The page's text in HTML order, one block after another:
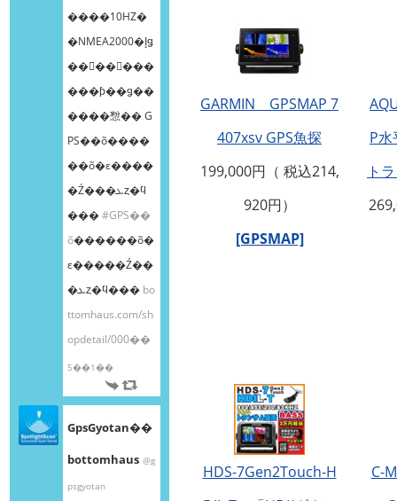
����10HZ�
�NMEA2000�إǥ
��󥰥��󥵡���
���ƥ��ǥ��
����㥹�� G
PS��õ����
��õ�ε����
�Ź���ܥȥ�ϥ
���#GPS��
õ������õ�
ε�����Ź��
�ܥȥ�ϥ��� bo
ttomhaus.com/sh
opdetail/000��
5��1��
GpsGyotan��
bottomhaus @g
psgyotan
GARMIN GPSMAP 7
407xsv GPS魚探
199,000円（ 税込214,
920円）
[GPSMAP]
P
ト
HDS-7Gen2Touch-H
C-